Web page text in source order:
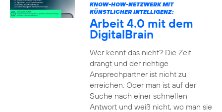
KNOW-HOW-NETZWERK MIT
KÜNSTLICHER INTELLIGENZ:
Arbeit 4.0 mit dem
DigitalBrain
Wer kennt das nicht? Die Zeit
drängt und der richtige
Ansprechpartner ist nicht zu
erreichen. Oder man ist auf der
Suche nach einer schnellen
Antwort und weiß nicht, wo man sie